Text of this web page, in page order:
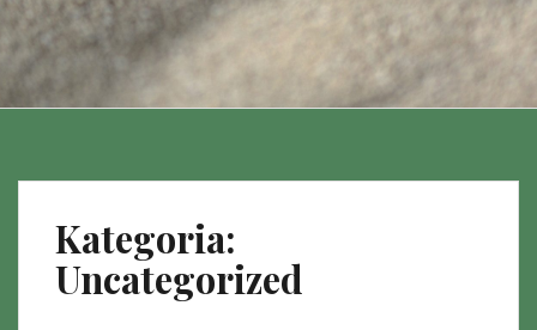
Kategoria:
Uncategorized